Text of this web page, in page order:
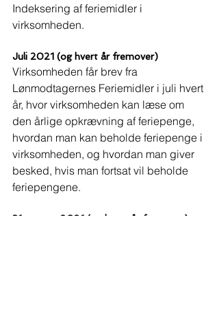
Indeksering af feriemidler i
virksomheden.
Juli 2021 (og hvert år fremover)
Virksomheden får brev fra
Lønmodtagernes Feriemidler i juli hvert
år, hvor virksomheden kan læse om
den årlige opkrævning af feriepenge,
hvordan man kan beholde feriepenge i
virksomheden, og hvordan man giver
besked, hvis man fortsat vil beholde
feriepengene.
31. august 2021 (og hvert år fremover)